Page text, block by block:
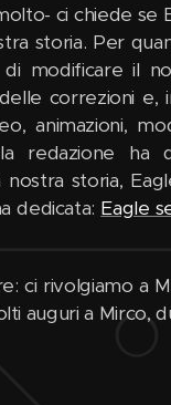
ci chiede se
storia. Per
modificare il
correzioni e,
animazioni,
ha
storia,
dedicata: Eagle
ci rivolgiamo a
auguri a Mirco,